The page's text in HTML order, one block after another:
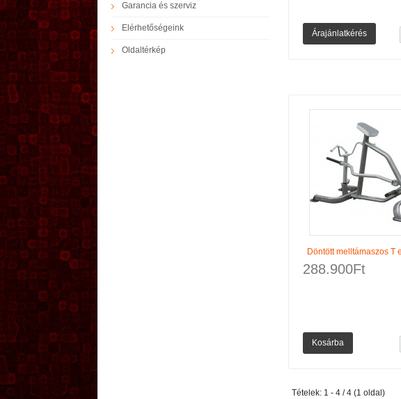
Garancia és szerviz
Elérhetőségeink
Oldaltérkép
Árajánlatkérés
Döntött melltámaszos T
288.900Ft
Kosárba
Tételek: 1 - 4 / 4 (1 oldal)